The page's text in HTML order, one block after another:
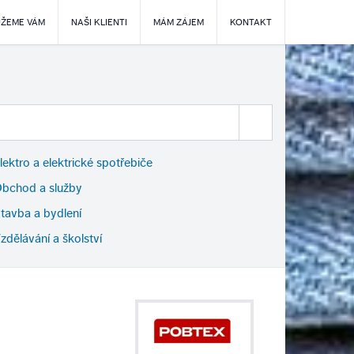
VÁM NAŠI KLIENTI MÁM ZÁJEM KONTAKT
a elektrické spotřebiče
a služby
a bydlení
a školství